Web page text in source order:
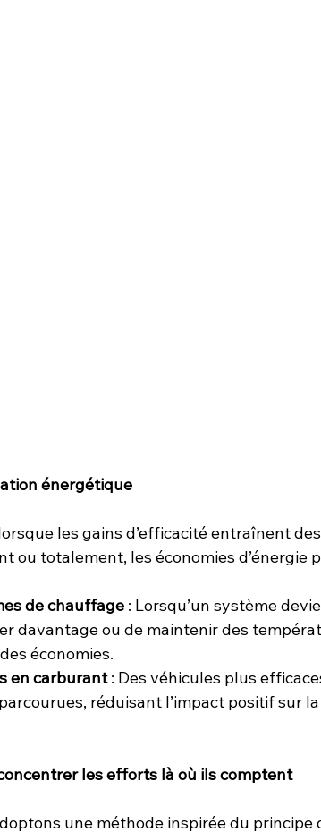
énergétique
les gains d’efficacité entraînent
ou totalement, les économies d’énergie
de chauffage : Lorsqu’un système
davantage ou de maintenir des
économies.
en carburant : Des véhicules plus
réduisant l’impact positif sur
les efforts là où ils comptent
une méthode inspirée du principe